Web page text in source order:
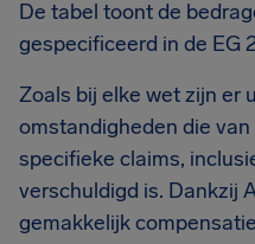
De tabel toont de
gespecificeerd in de EG
Zoals bij elke wet zijn er
omstandigheden die
specifieke claims,
verschuldigd is. Dankzij
gemakkelijk